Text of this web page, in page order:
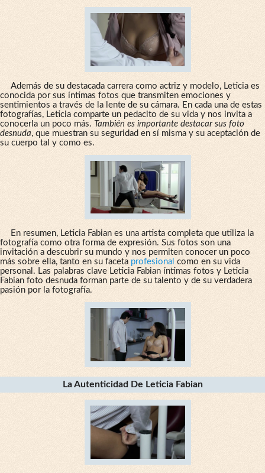
Además de su destacada carrera como actriz y modelo, Leticia es
conocida por sus íntimas fotos que transmiten emociones y
sentimientos a través de la lente de su cámara. En cada una de estas
fotografías, Leticia comparte un pedacito de su vida y nos invita a
conocerla un poco más. También es importante destacar sus foto
desnuda, que muestran su seguridad en sí misma y su aceptación de
su cuerpo tal y como es.
En resumen, Leticia Fabian es una artista completa que utiliza la
fotografía como otra forma de expresión. Sus fotos son una
invitación a descubrir su mundo y nos permiten conocer un poco
más sobre ella, tanto en su faceta profesional como en su vida
personal. Las palabras clave Leticia Fabian íntimas fotos y Leticia
Fabian foto desnuda forman parte de su talento y de su verdadera
pasión por la fotografía.
La Autenticidad De Leticia Fabian